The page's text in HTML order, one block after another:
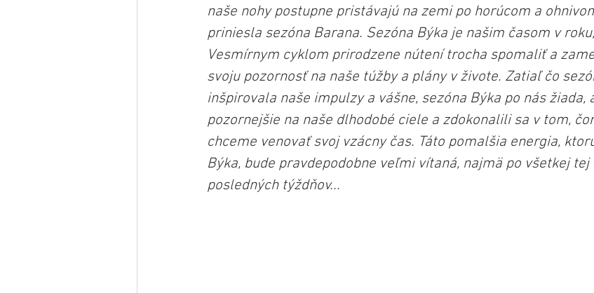
naše nohy postupne pristávajú na zemi po horúcom a
priniesla sezóna Barana. Sezóna Býka je našim časom v
Vesmírnym cyklom prirodzene nútení trocha spomaliť a
svoju pozornosť na naše túžby a plány v živote. Zatiaľ čo
inšpirovala naše impulzy a vášne, sezóna Býka po nás
pozornejšie na naše dlhodobé ciele a zdokonalili sa v tom,
chceme venovať svoj vzácny čas. Táto pomalšia energia,
Býka, bude pravdepodobne veľmi vítaná, najmä po všetkej
posledných týždňov...